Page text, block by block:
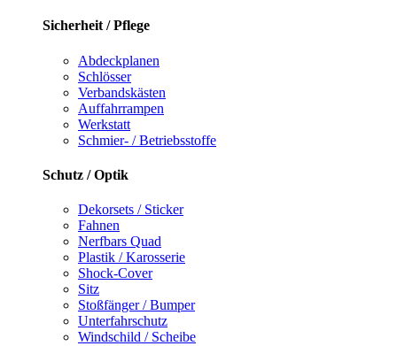
Sicherheit / Pflege
Abdeckplanen
Schlösser
Verbandskästen
Auffahrrampen
Werkstatt
Schmier- / Betriebsstoffe
Schutz / Optik
Dekorsets / Sticker
Fahnen
Nerfbars Quad
Plastik / Karosserie
Shock-Cover
Sitz
Stoßfänger / Bumper
Unterfahrschutz
Windschild / Scheibe